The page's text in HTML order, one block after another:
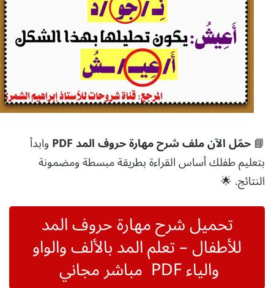
📘حمّل الآن ملف شرح مهارة حروف المد PDF
وابدأ
بتعليم طفلك أساس القراءة بطريقة مبسطة ومضمونة
النتائج. 🌟
تحميل شرح مهارة حروف المد
للأطفال – تعلم المد بالألف والواو
والياء PDF مباشر مجاني